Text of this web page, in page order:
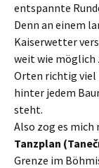
entspannte
Denn an einem
Kaiserwetter
weit wie möglich
Orten richtig viel
hinter jedem
steht.
Also zog es mich
Tanzplan
Grenze im